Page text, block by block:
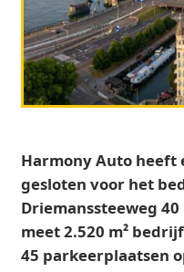
Harmony Auto heeft
gesloten voor het
Driemanssteeweg
meet 2.520 m²
45 parkeerplaatsen